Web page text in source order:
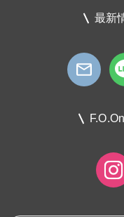
最新